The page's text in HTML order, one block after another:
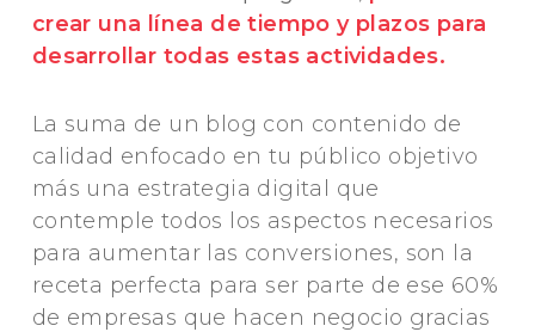
crear una línea de tiempo y plazos para
desarrollar todas estas actividades.
La suma de un blog con contenido de
calidad enfocado en tu público objetivo
más una estrategia digital que
contemple todos los aspectos necesarios
para aumentar las conversiones, son la
receta perfecta para ser parte de ese 60%
de empresas que hacen negocio gracias